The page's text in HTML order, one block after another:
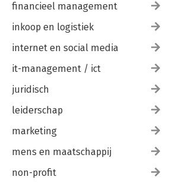
financieel management
inkoop en logistiek
internet en social media
it-management / ict
juridisch
leiderschap
marketing
mens en maatschappij
non-profit